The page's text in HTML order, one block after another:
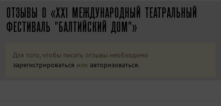
ОТЗЫВЫ О «XXI МЕЖДУНАРОДНЫЙ ТЕАТРАЛЬНЫЙ
ФЕСТИВАЛЬ "БАЛТИЙСКИЙ ДОМ"»
Для того, чтобы писать отзывы необходимо
зарегистрироваться или авторизоваться.